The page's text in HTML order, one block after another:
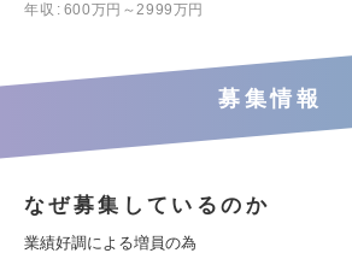
年収 600万円～2999万円
募集情報
なぜ募集しているのか
業績好調による増員の為